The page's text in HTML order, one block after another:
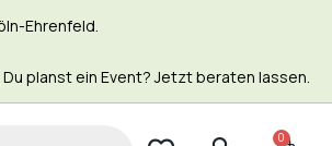
Ehrenfeld.
Du planst ein Event? Jetzt beraten lassen.
0